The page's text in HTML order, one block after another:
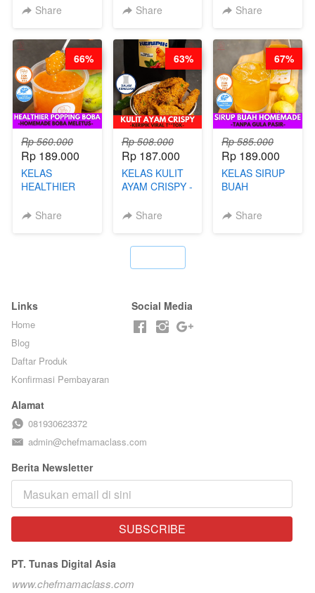
HOL**ND -
LEGENDARIS -
BY CHEF DITA
Share
BY CHEF DITA
Share
NADIA
Share
Rp 560.000
Rp 189.000
KELAS
HEALTHIER
BOBA -
Share
66%
Rp 508.000
Rp 187.000
KELAS KULIT
AYAM CRISPY -
T**TOK - BY
Share
63%
Rp 585.000
Rp 189.000
KELAS SIRUP
BUAH
TANPA GULA
Share
67%
Links
Home
Blog
Daftar Produk
Konfirmasi Pembayaran
Social Media
Alamat
081930623372
admin@chefmamaclass.com
Berita Newsletter
`
SUBSCRIBE
PT. Tunas Digital Asia
www.chefmamaclass.com